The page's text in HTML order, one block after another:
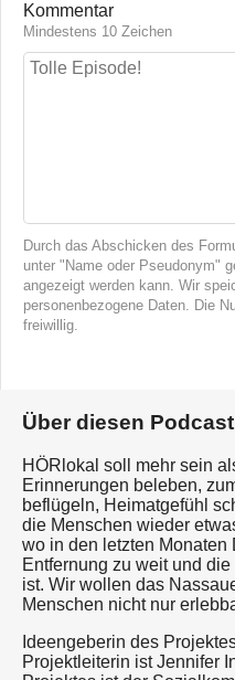
Kommentar
Mindestens 10 Zeichen
Durch das Abschicken des
unter "Name oder Pseudonym"
angezeigt werden kann. Wir
personenbezogene Daten. Die
freiwillig.
Über diesen Podcast
HÖRlokal soll mehr sein
Erinnerungen beleben,
beflügeln, Heimatgefühl
die Menschen wieder
wo in den letzten Monaten
Entfernung zu weit und
ist. Wir wollen das
Menschen nicht nur
Ideengeberin des
Projektleiterin ist Jennifer